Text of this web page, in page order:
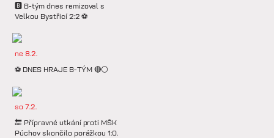
🅱️ B-tým dnes remizoval s
Velkou Bystřicí 2:2 ⚽️
ne 8.2.
⚽️ DNES HRAJE B-TÝM 🔴⚪️
so 7.2.
🔚 Přípravné utkání proti MŠK
Púchov skončilo porážkou 1:0.